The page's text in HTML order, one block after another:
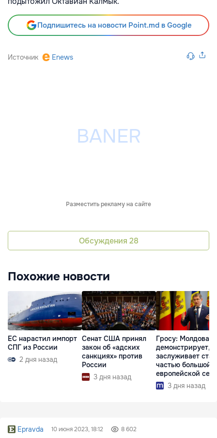
Подпишитесь на новости Point.md в Google
Источник Enews
Разместить рекламу на сайте
Обсуждения 28
Похожие новости
ЕС нарастил импорт
СПГ из России
2 дня назад
Сенат США принял
закон об «адских
санкциях» против
России
3 дня назад
Гросу: Молдова
демонстрирует,
заслуживает
частью большой
европейской
3 дня назад
Epravda 10 июня 2023, 18:12 8 602